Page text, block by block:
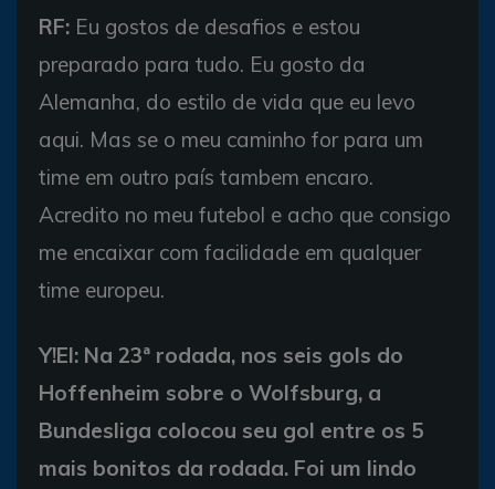
RF: Eu gostos de desafios e estou
preparado para tudo. Eu gosto da
Alemanha, do estilo de vida que eu levo
aqui. Mas se o meu caminho for para um
time em outro país tambem encaro.
Acredito no meu futebol e acho que consigo
me encaixar com facilidade em qualquer
time europeu.
Y!EI: Na 23ª rodada, nos seis gols do
Hoffenheim sobre o Wolfsburg, a
Bundesliga colocou seu gol entre os 5
mais bonitos da rodada. Foi um lindo